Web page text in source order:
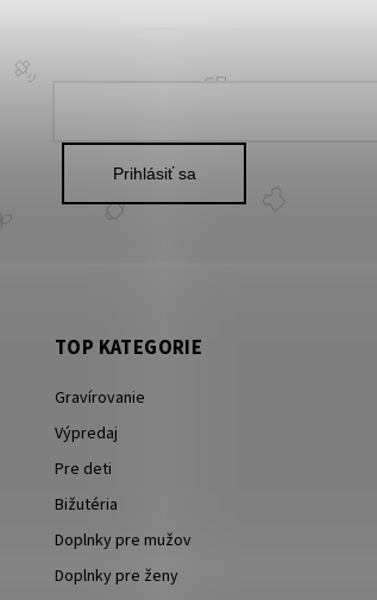
Prihlásiť sa
TOP KATEGORIE
Gravírovanie
Výpredaj
Pre deti
Bižutéria
Doplnky pre mužov
Doplnky pre ženy